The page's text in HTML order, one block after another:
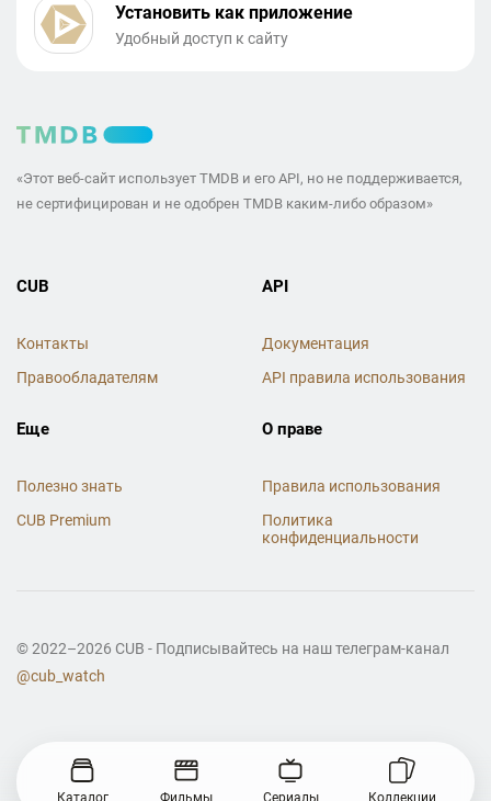
Установить как приложение
Удобный доступ к сайту
«Этот веб-сайт использует TMDB и его API, но не поддерживается,
не сертифицирован и не одобрен TMDB каким-либо образом»
CUB
Контакты
Правообладателям
API
Документация
API правила использования
Еще
Полезно знать
CUB Premium
О праве
Правила использования
Политика
конфиденциальности
© 2022–2026 CUB - Подписывайтесь на наш телеграм-канал
@cub_watch